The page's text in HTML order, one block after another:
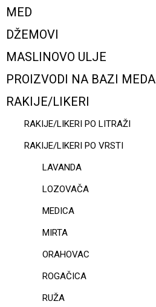
MED
DŽEMOVI
MASLINOVO ULJE
PROIZVODI NA BAZI MEDA
RAKIJE/LIKERI
RAKIJE/LIKERI PO LITRAŽI
RAKIJE/LIKERI PO VRSTI
LAVANDA
LOZOVAČA
MEDICA
MIRTA
ORAHOVAC
ROGAČICA
RUŽA